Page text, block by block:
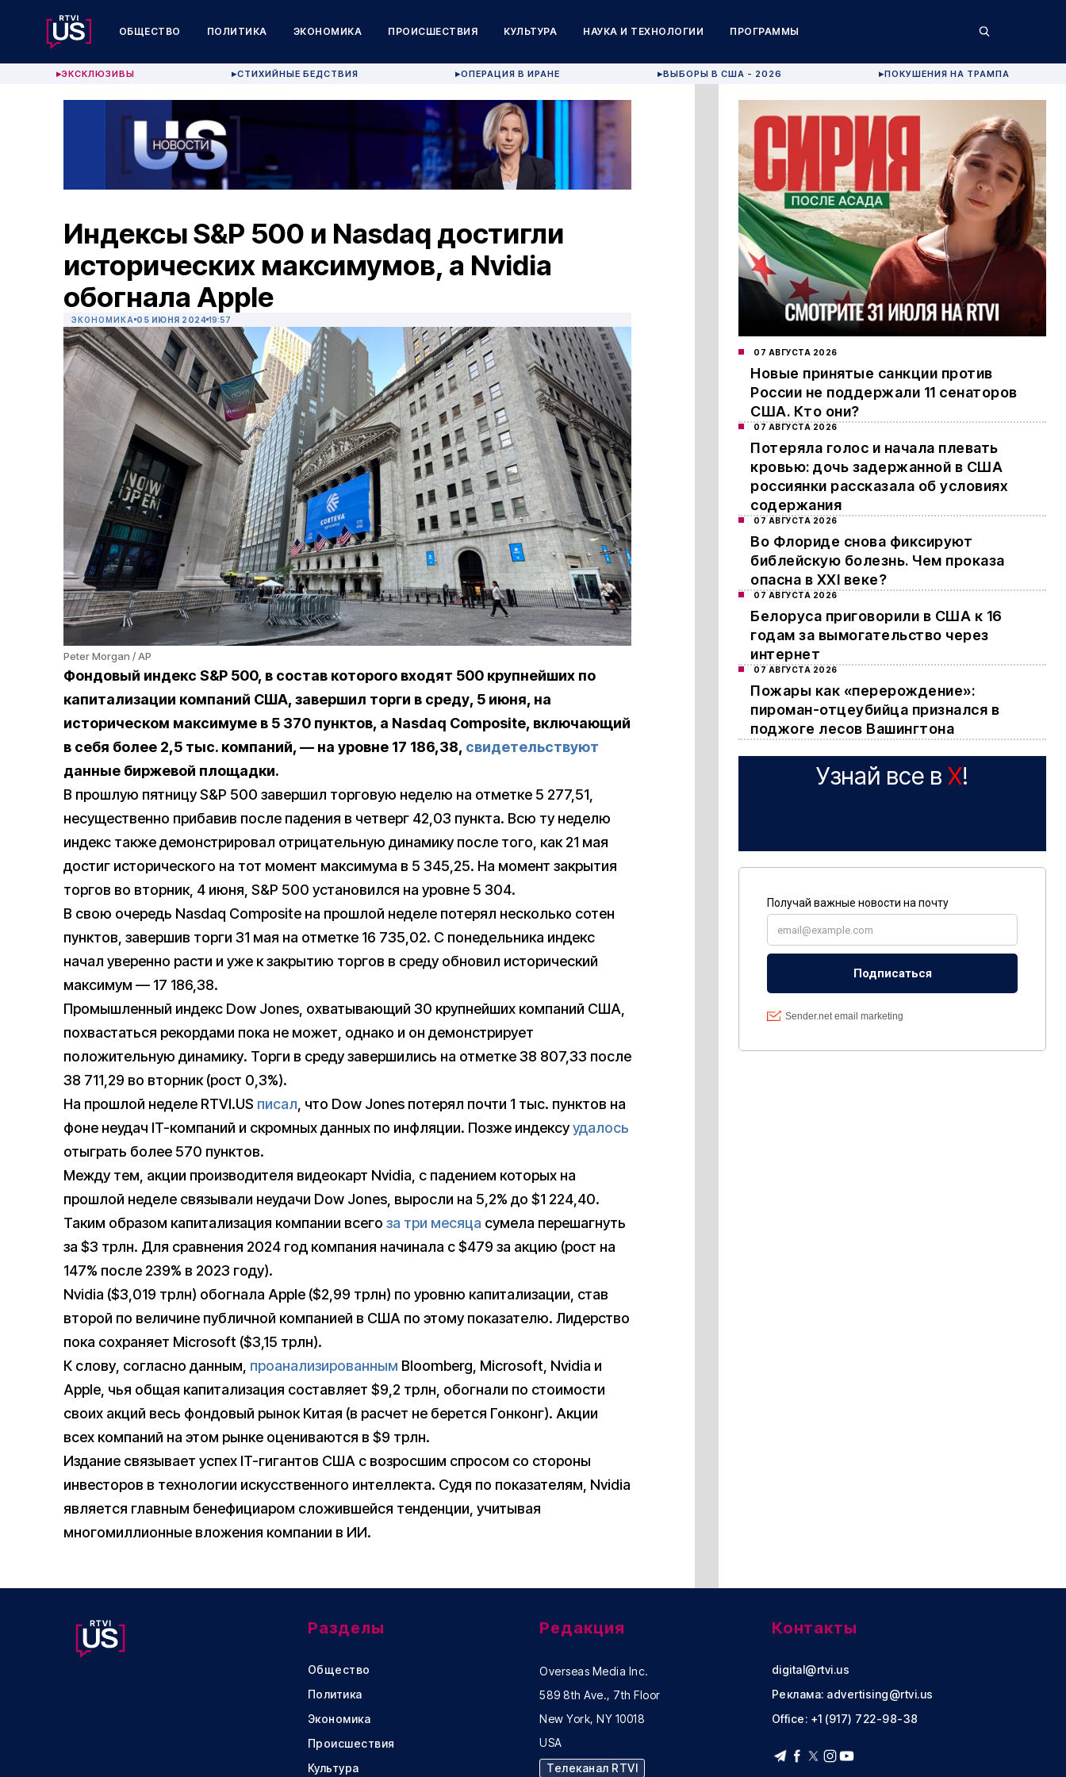
ОБЩЕСТВО ПОЛИТИКА ЭКОНОМИКА ПРОИСШЕСТВИЯ КУЛЬТУРА НАУКА И ТЕХНОЛОГИИ ПРОГРАММЫ
▶ЭКСКЛЮЗИВЫ ▶СТИХИЙНЫЕ БЕДСТВИЯ ▶ОПЕРАЦИЯ В ИРАНЕ ▶ВЫБОРЫ В США - 2026 ▶ПОКУШЕНИЯ НА ТРАМПА
Индексы S&P 500 и Nasdaq достигли
исторических максимумов, а Nvidia
обогнала Apple
ЭКОНОМИКА 05 ИЮНЯ 2024 19:57
Peter Morgan / AP
Фондовый индекс S&P 500, в состав которого входят 500 крупнейших по
капитализации компаний США, завершил торги в среду, 5 июня, на
историческом максимуме в 5 370 пунктов, а Nasdaq Composite, включающий
в себя более 2,5 тыс. компаний, — на уровне 17 186,38, свидетельствуют
данные биржевой площадки.
В прошлую пятницу S&P 500 завершил торговую неделю на отметке 5 277,51,
несущественно прибавив после падения в четверг 42,03 пункта. Всю ту неделю
индекс также демонстрировал отрицательную динамику после того, как 21 мая
достиг исторического на тот момент максимума в 5 345,25. На момент закрытия
торгов во вторник, 4 июня, S&P 500 установился на уровне 5 304.
В свою очередь Nasdaq Composite на прошлой неделе потерял несколько сотен
пунктов, завершив торги 31 мая на отметке 16 735,02. С понедельника индекс
начал уверенно расти и уже к закрытию торгов в среду обновил исторический
максимум — 17 186,38.
Промышленный индекс Dow Jones, охватывающий 30 крупнейших компаний США,
похвастаться рекордами пока не может, однако и он демонстрирует
положительную динамику. Торги в среду завершились на отметке 38 807,33 после
38 711,29 во вторник (рост 0,3%).
На прошлой неделе RTVI.US писал, что Dow Jones потерял почти 1 тыс. пунктов на
фоне неудач IT-компаний и скромных данных по инфляции. Позже индексуудалось
отыграть более 570 пунктов.
Между тем, акции производителя видеокарт Nvidia, с падением которых на
прошлой неделе связывали неудачи Dow Jones, выросли на 5,2% до $1 224,40.
Таким образом капитализация компании всего за три месяца сумела перешагнуть
за $3 трлн. Для сравнения 2024 год компания начинала с $479 за акцию (рост на
147% после 239% в 2023 году).
Nvidia ($3,019 трлн) обогнала Apple ($2,99 трлн) по уровню капитализации, став
второй по величине публичной компанией в США по этому показателю. Лидерство
пока сохраняет Microsoft ($3,15 трлн).
К слову, согласно данным, проанализированным Bloomberg, Microsoft, Nvidia и
Apple, чья общая капитализация составляет $9,2 трлн, обогнали по стоимости
своих акций весь фондовый рынок Китая (в расчет не берется Гонконг). Акции
всех компаний на этом рынке оцениваются в $9 трлн.
Издание связывает успех IT-гигантов США с возросшим спросом со стороны
инвесторов в технологии искусственного интеллекта. Судя по показателям, Nvidia
является главным бенефициаром сложившейся тенденции, учитывая
многомиллионные вложения компании в ИИ.
07 АВГУСТА 2026
Новые принятые санкции против
России не поддержали 11 сенаторов
США. Кто они?
07 АВГУСТА 2026
Потеряла голос и начала плевать
кровью: дочь задержанной в США
россиянки рассказала об условиях
содержания
07 АВГУСТА 2026
Во Флориде снова фиксируют
библейскую болезнь. Чем проказа
опасна в XXI веке?
07 АВГУСТА 2026
Белоруса приговорили в США к 16
годам за вымогательство через
интернет
07 АВГУСТА 2026
Пожары как «перерождение»:
пироман-отцеубийца признался в
поджоге лесов Вашингтона
Узнай все в X!
Разделы
Общество
Политика
Экономика
Происшествия
Культура
Редакция
Overseas Media Inc.
589 8th Ave., 7th Floor
New York, NY 10018
USA
Телеканал RTVI
Контакты
digital@rtvi.us
Реклама: advertising@rtvi.us
Office: +1 (917) 722-98-38